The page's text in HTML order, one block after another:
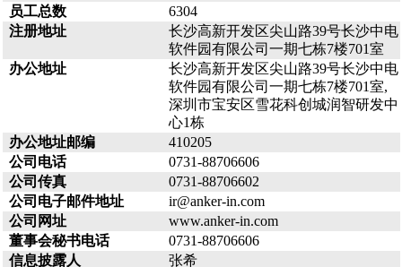
员工总数
6304
注册地址
长沙高新开发区尖山路39号长沙中电
软件园有限公司一期七栋7楼701室
办公地址
长沙高新开发区尖山路39号长沙中电
软件园有限公司一期七栋7楼701室,
深圳市宝安区雪花科创城润智研发中
心1栋
办公地址邮编
410205
公司电话
0731-88706606
公司传真
0731-88706602
公司电子邮件地址
ir@anker-in.com
公司网址
www.anker-in.com
董事会秘书电话
0731-88706606
信息披露人
张希